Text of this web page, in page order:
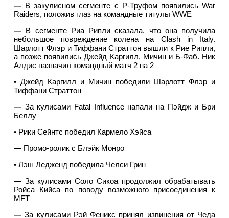
— В закулисном сегменте с Р-Труфом появились War
Raiders, положив глаз на командные титулы WWE
— В сегменте Риа Рипли сказала, что она получила
небольшое повреждение колена на Clash in Italy.
Шарлотт Флэр и Тиффани Страттон вышли к Рие Рипли,
а позже появились Джейд Каргилл, Мичин и Б-Фаб. Ник
Алдис назначил командный матч 2 на 2
• Джейд Каргилл и Мичин победили Шарлотт Флэр и
Тиффани Страттон
— За кулисами Fatal Influence напали на Пэйдж и Бри
Беллу
• Рики Сейнтс победил Кармело Хэйса
— Промо-ролик с Блэйк Монро
• Лэш Ледженд победила Челси Грин
— За кулисами Соло Сикоа продолжил обрабатывать
Ройса Кийса по поводу возможного присоединения к
MFT
— За кулисами Рэй Феникс принял извинения от Чеда